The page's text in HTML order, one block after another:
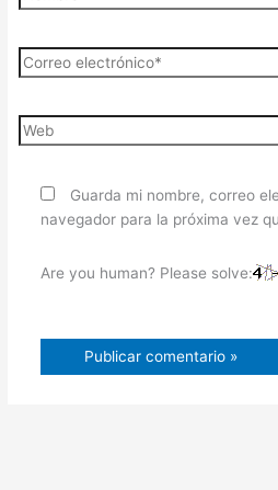
Guarda mi nombre, correo
navegador para la próxima vez
Are you human? Please solve: